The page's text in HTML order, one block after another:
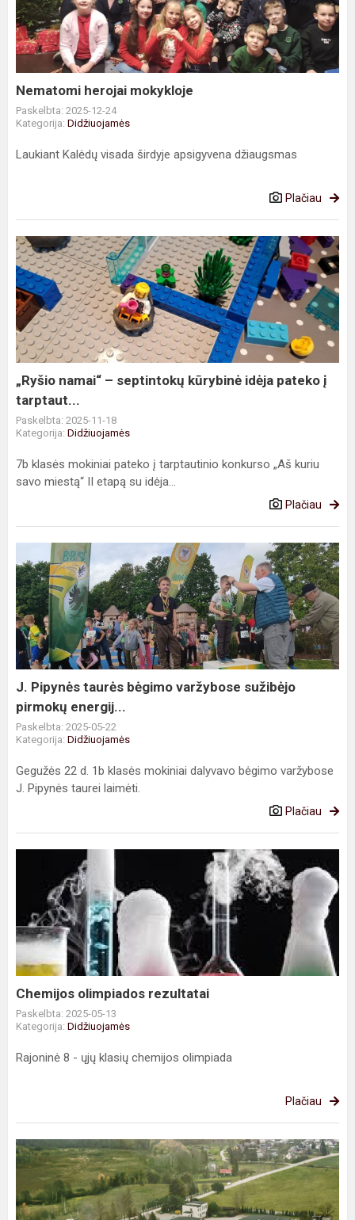
Nematomi herojai mokykloje
Paskelbta: 2025-12-24
Kategorija: Didžiuojamės
Laukiant Kalėdų visada širdyje apsigyvena džiaugsmas
Plačiau
„Ryšio
namai“
–
septintokų
kūrybinė
idėja
pateko
tarptaut...
„Ryšio namai“ – septintokų kūrybinė idėja pateko į
tarptaut...
Paskelbta: 2025-11-18
Kategorija: Didžiuojamės
7b klasės mokiniai pateko į tarptautinio konkurso „Aš kuriu
savo miestą“ II etapą su idėja...
Plačiau
Pipynės
taurės
bėgimo
varžybose
sužibėjo
pirmokų
energij...
J. Pipynės taurės bėgimo varžybose sužibėjo
pirmokų energij...
Paskelbta: 2025-05-22
Kategorija: Didžiuojamės
Gegužės 22 d. 1b klasės mokiniai dalyvavo bėgimo varžybose
J. Pipynės taurei laimėti.
Plačiau
olimpiados
rezultatai
Chemijos olimpiados rezultatai
Paskelbta: 2025-05-13
Kategorija: Didžiuojamės
Rajoninė 8 - ųjų klasių chemijos olimpiada
Plačiau
Dėkojame
2024
mokyklos